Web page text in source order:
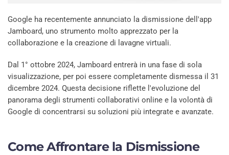
Google ha recentemente annunciato la dismissione dell'app
Jamboard, uno strumento molto apprezzato per la
collaborazione e la creazione di lavagne virtuali.
Dal 1° ottobre 2024, Jamboard entrerà in una fase di sola
visualizzazione, per poi essere completamente dismessa il 31
dicembre 2024. Questa decisione riflette l'evoluzione del
panorama degli strumenti collaborativi online e la volontà di
Google di concentrarsi su soluzioni più integrate e avanzate.
Come Affrontare la Dismissione